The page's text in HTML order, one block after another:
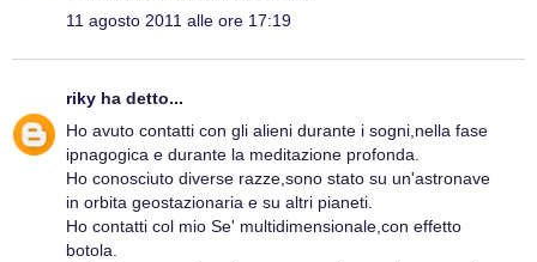
11 agosto 2011 alle ore 17:19
riky ha detto...
Ho avuto contatti con gli alieni durante i sogni,nella fase
ipnagogica e durante la meditazione profonda.
Ho conosciuto diverse razze,sono stato su un'astronave
in orbita geostazionaria e su altri pianeti.
Ho contatti col mio Se' multidimensionale,con effetto
botola.